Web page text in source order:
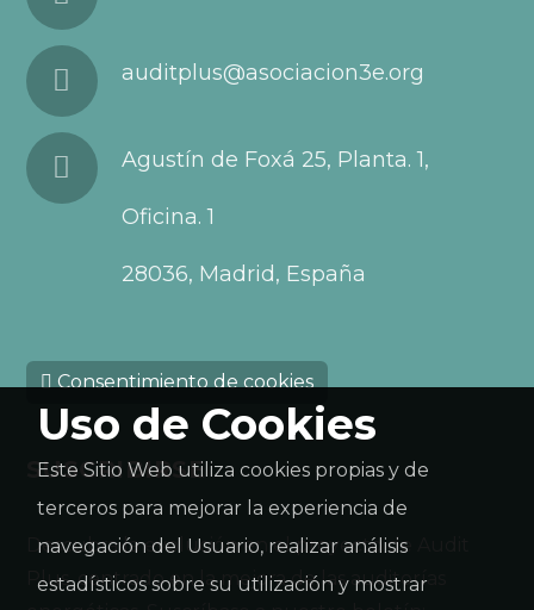
auditplus@asociacion3e.org
Agustín de Foxá 25, Planta. 1,
Oficina. 1
28036, Madrid, España
Consentimiento de cookies
SUSCRIBIRSE
Descubra la evolución en el proyecto de Audit
Plus, centrado en la mejora de las auditorías
Uso de Cookies
Este Sitio Web utiliza cookies propias y de
terceros para mejorar la experiencia de
navegación del Usuario, realizar análisis
estadísticos sobre su utilización y mostrar